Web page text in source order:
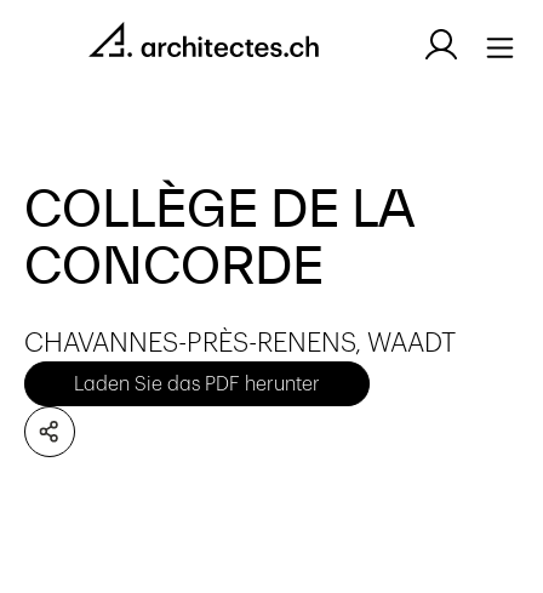
COLLÈGE DE LA
CONCORDE
CHAVANNES-PRÈS-RENENS, WAADT
Laden Sie das PDF herunter